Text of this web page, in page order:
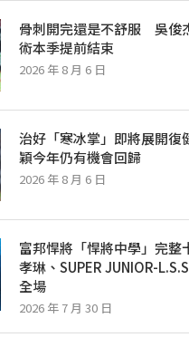
骨刺開完還是不舒服 吳俊
術本季提前結束
2026 年 8 月 6 日
治好「寒冰掌」即將展開
穎今年仍有機會回歸
2026 年 8 月 6 日
富邦悍將「悍將中學」完
孝琳、SUPER JUNIOR-
全場
2026 年 7 月 30 日